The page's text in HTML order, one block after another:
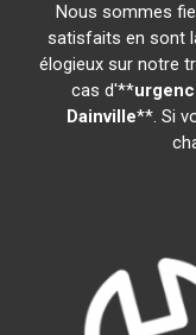
Nous sommes
satisfaits en sont
élogieux sur notre
cas d'**
Dainville**. Si